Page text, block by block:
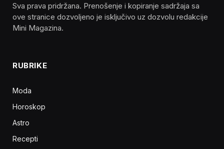
Sva prava pridržana. Prenošenje i kopiranje sadržaja sa
ove stranice dozvoljeno je isključivo uz dozvolu redakcije
Mini Magazina.
RUBRIKE
Moda
Horoskop
Astro
Recepti